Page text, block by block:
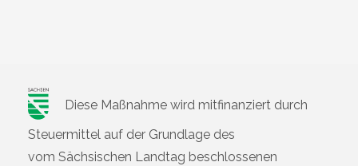
Diese Maßnahme wird mitfinanziert durch
Steuermittel auf der Grundlage des
vom Sächsischen Landtag beschlossenen